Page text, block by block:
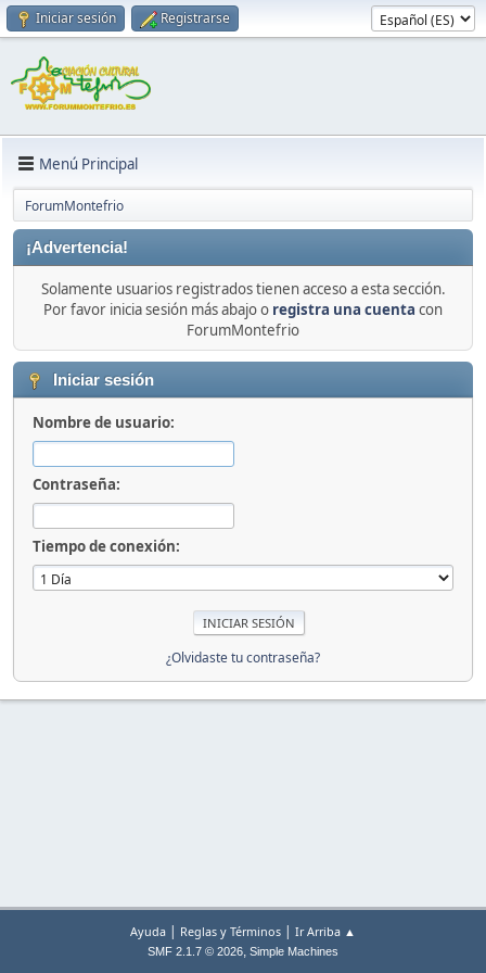
Iniciar sesión Registrarse
Menú Principal
ForumMontefrio
¡Advertencia!
Solamente usuarios registrados tienen acceso a esta sección.
Por favor inicia sesión más abajo o registra una cuenta con
ForumMontefrio
Iniciar sesión
Nombre de usuario:
Contraseña:
Tiempo de conexión:
¿Olvidaste tu contraseña?
Ayuda | Reglas y Términos | Ir Arriba ▲
SMF 2.1.7 © 2026, Simple Machines